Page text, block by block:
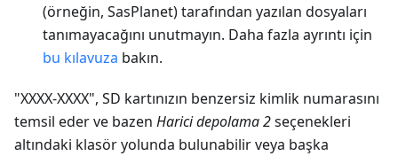
(örneğin, SasPlanet) tarafından yazılan dosyaları
tanımayacağını unutmayın. Daha fazla ayrıntı için
bu kılavuza bakın.
"XXXX-XXXX", SD kartınızın benzersiz kimlik numarasını
temsil eder ve bazen Harici depolama 2seçenekleri
altındaki klasör yolunda bulunabilir veya başka